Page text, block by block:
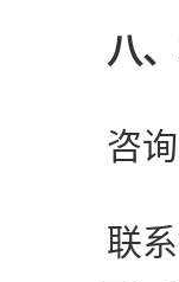
八、
咨询
联系地